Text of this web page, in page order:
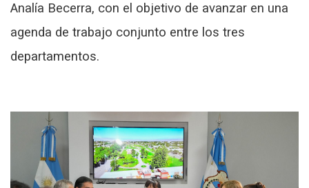
Analía Becerra, con el objetivo de avanzar en una
agenda de trabajo conjunto entre los tres
departamentos.